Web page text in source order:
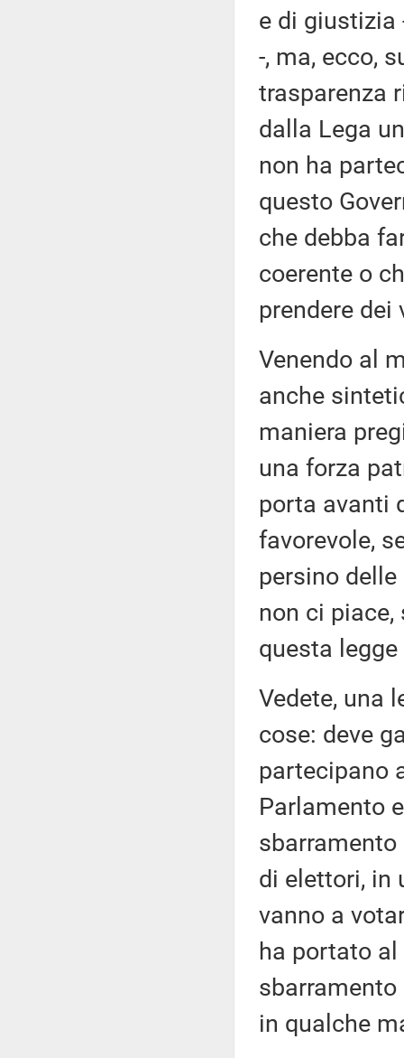
e di giustizia
-, ma, ecco,
trasparenza
dalla Lega
non ha
questo
che debba
coerente o
prendere dei
Venendo al
anche
maniera
una forza
porta avanti
favorevole,
persino
non ci
questa
Vedete, una
cose: deve
partecipano
Parlamento
di elettori, in
vanno a
ha portato al
in qualche